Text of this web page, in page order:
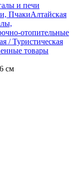
и печи
ПчакиАлтайская
отопительные
/ Туристическая
товары
см